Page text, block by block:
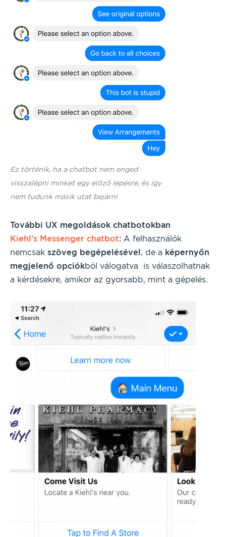
Ez történik, ha a chatbot nem enged
visszalépni minket egy előző lépésre, és így
nem tudunk másik utat bejárni
További UX megoldások chatbotokban
Kiehl’s Messenger chatbot: A felhasználók
nemcsak szöveg begépelésével, de a képernyőn
megjelenő opciókból válogatva is válaszolhatnak
a kérdésekre, amikor az gyorsabb, mint a gépelés.